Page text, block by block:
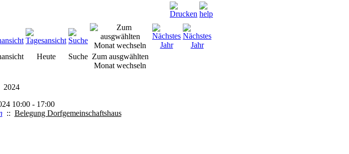
Heute Suche Zum ausgwählten
Monat wechseln
2024
10:00 - 17:00
:: Belegung Dorfgemeinschaftshaus